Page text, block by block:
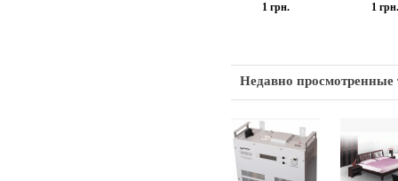
1грн. 1грн.
Недавно просмотренные